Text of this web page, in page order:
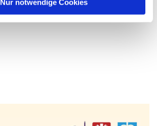
Nur notwendige Cookies